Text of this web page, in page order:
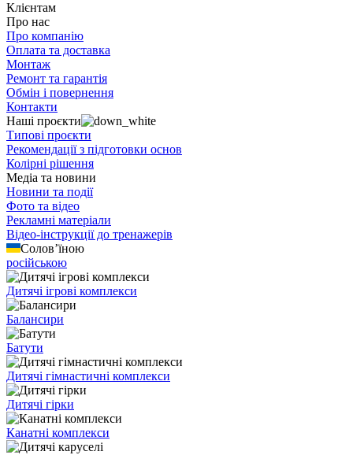
Клієнтам
Про нас
Про компанію
Оплата та доставка
Монтаж
Ремонт та гарантія
Обмін і повернення
Контакти
Наші проєкти
Типові проєкти
Рекомендації з підготовки основ
Колірні рішення
Медіа та новини
Новини та події
Фото та відео
Рекламні матеріали
Відео-інструкції до тренажерів
Солов’їною
російською
Дитячі ігрові комплекси
Балансири
Батути
Дитячі гімнастичні комплекси
Дитячі гірки
Канатні комплекси